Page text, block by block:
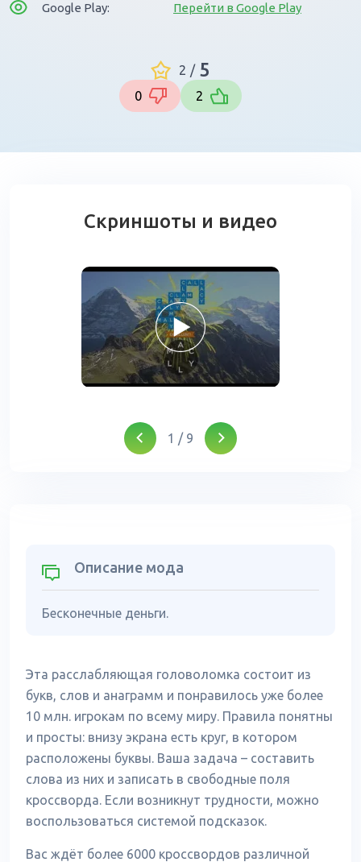
Google Play: Перейти в Google Play
2 / 5
0 2
Скриншоты и видео
1 / 9
Описание мода
Бесконечные деньги.
Эта расслабляющая головоломка состоит из
букв, слов и анаграмм и понравилось уже более
10 млн. игрокам по всему миру. Правила понятны
и просты: внизу экрана есть круг, в котором
расположены буквы. Ваша задача – составить
слова из них и записать в свободные поля
кроссворда. Если возникнут трудности, можно
воспользоваться системой подсказок.
Вас ждёт более 6000 кроссвордов различной